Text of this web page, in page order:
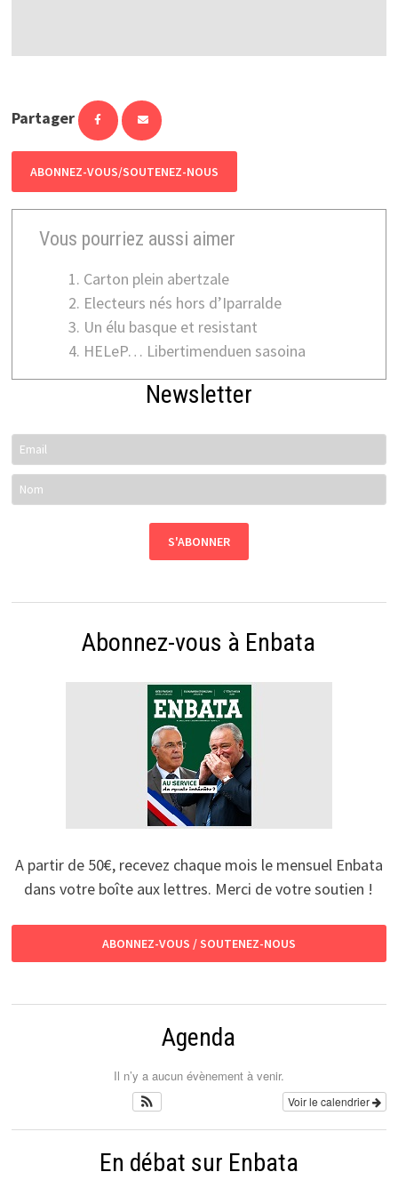
Partager
ABONNEZ-VOUS/SOUTENEZ-NOUS
Vous pourriez aussi aimer
Carton plein abertzale
Electeurs nés hors d’Iparralde
Un élu basque et resistant
HELeP… Libertimenduen sasoina
Newsletter
Abonnez-vous à Enbata
A partir de 50€, recevez chaque mois le mensuel Enbata
dans votre boîte aux lettres. Merci de votre soutien !
ABONNEZ-VOUS / SOUTENEZ-NOUS
Agenda
Il n’y a aucun évènement à venir.
Voir le calendrier
En débat sur Enbata